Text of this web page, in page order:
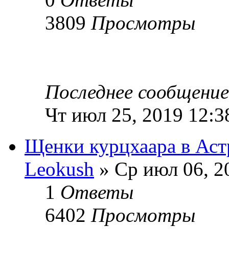
3809 Просмотры
Последнее
Чт июл 25, 2019
Щенки курцхаара в
Leokush » Ср июл 06,
1 Ответы
6402 Просмотры